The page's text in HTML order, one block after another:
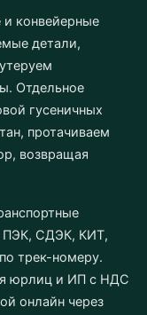
конвейерные
детали,
Отдельное
гусеничных
протачиваем
возвращая
ПЭК, СДЭК, КИТ,
трек-номеру.
юрлиц и ИП с НДС
онлайн через